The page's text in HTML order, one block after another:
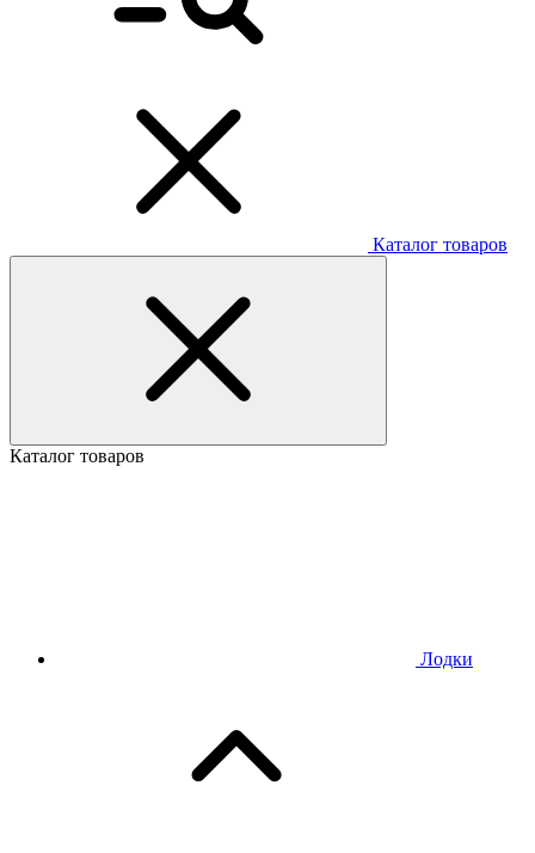
Каталог товаров
Каталог товаров
Лодки